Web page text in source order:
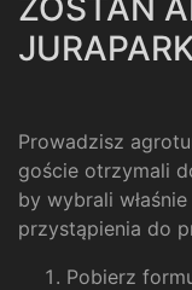
Prowadzisz
goście otrzymali
by wybrali
przystąpienia do
Pobierz